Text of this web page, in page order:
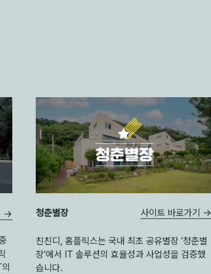
→ 청춘별장 사이트 바로가기 →
친친디, 홈플릭스는 국내 최초 공유별장 '청춘별
장'에서 IT 솔루션의 효율성과 사업성을 검증했
습니다.